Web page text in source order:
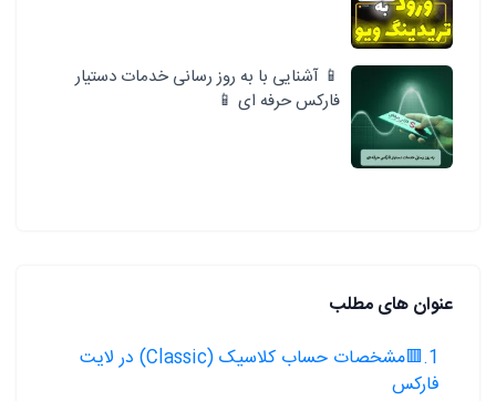
📱 آشنایی با به روز رسانی خدمات دستیار
فارکس حرفه ای 📱
عنوان های مطلب
1.🟥مشخصات حساب کلاسیک (Classic) در لایت
فارکس